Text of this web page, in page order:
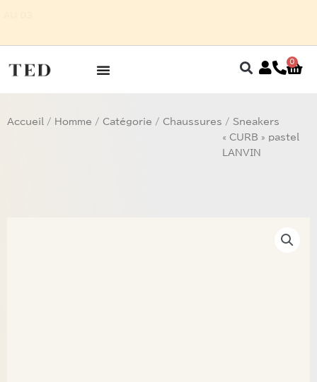
0
Accueil / Homme / Catégorie / Chaussures / Sneakers
« CURB » pastel
LANVIN